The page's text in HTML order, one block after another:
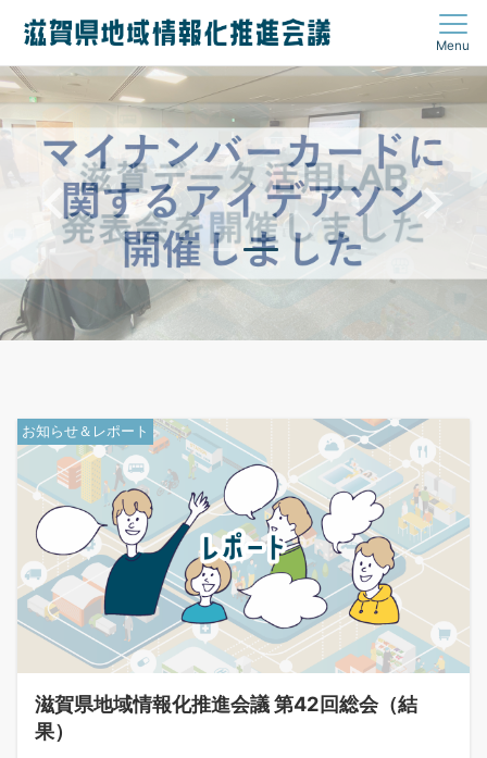
Menu
お知らせ＆レポート
滋賀県地域情報化推進会議 第42回総会（結
果）